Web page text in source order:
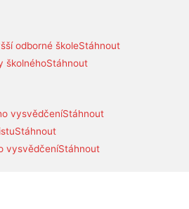
odborné školeStáhnout
školnéhoStáhnout
vysvědčeníStáhnout
Stáhnout
vysvědčeníStáhnout